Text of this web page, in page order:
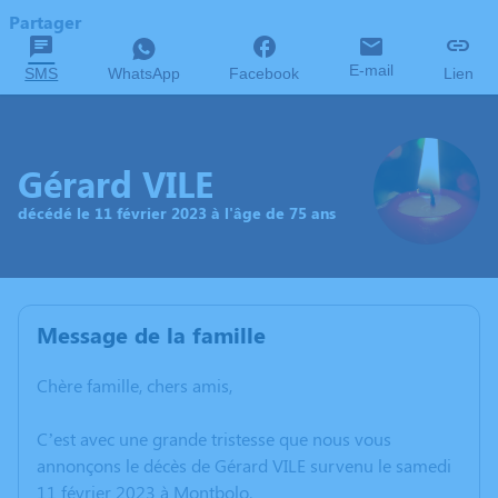
Partager
SMS WhatsApp Facebook E-mail Lien
Gérard VILE
décédé le 11 février 2023 à l'âge de 75 ans
Message de la famille
Chère famille, chers amis,
C’est avec une grande tristesse que nous vous
annonçons le décès de Gérard VILE survenu le samedi
11 février 2023 à Montbolo.